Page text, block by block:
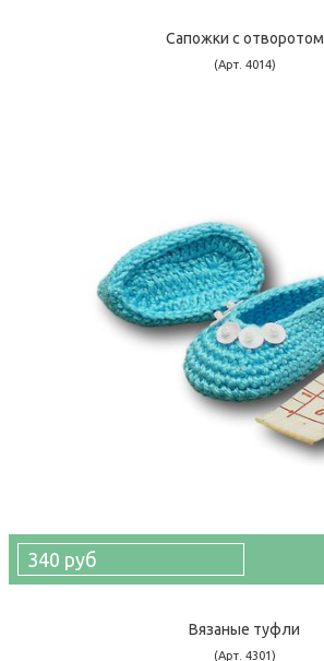
Сапожки с отворотом
(Арт. 4014)
340 руб
Вязаные туфли
(Арт. 4301)